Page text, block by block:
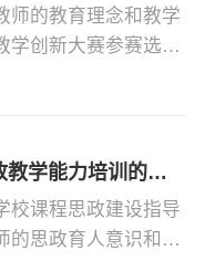
师的教育理念和教学
学创新大赛参赛选手
范引领作用，全面
校教师教学创新大
：一、活动内容首
分享备赛经验，就创
关于组织参加高校教师课程思政教学能力培训的通知
校课程思政建设指导
的思政育人意识和能